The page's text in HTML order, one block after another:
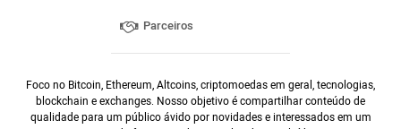
Parceiros
Foco no Bitcoin, Ethereum, Altcoins, criptomoedas em geral, tecnologias,
blockchain e exchanges. Nosso objetivo é compartilhar conteúdo de
qualidade para um público ávido por novidades e interessados em um